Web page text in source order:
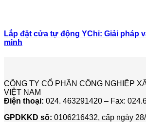
Lắp đặt cửa tự động YChi: Giải pháp
minh
CÔNG TY CỔ PHẦN CÔNG NGHIỆP
VIỆT NAM
Điện thoại: 024. 463291420 – Fax:
GPDKKD số: 0106216432, cấp ngày